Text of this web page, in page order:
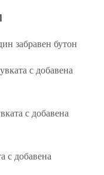
забравен бутон
с добавена
с добавена
с добавена